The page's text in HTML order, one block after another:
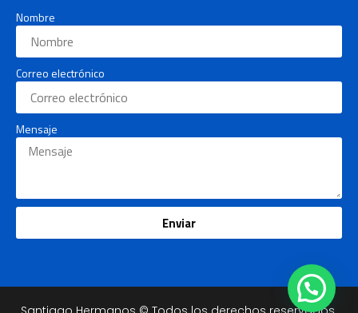
Nombre
Correo electrónico
Mensaje
Enviar